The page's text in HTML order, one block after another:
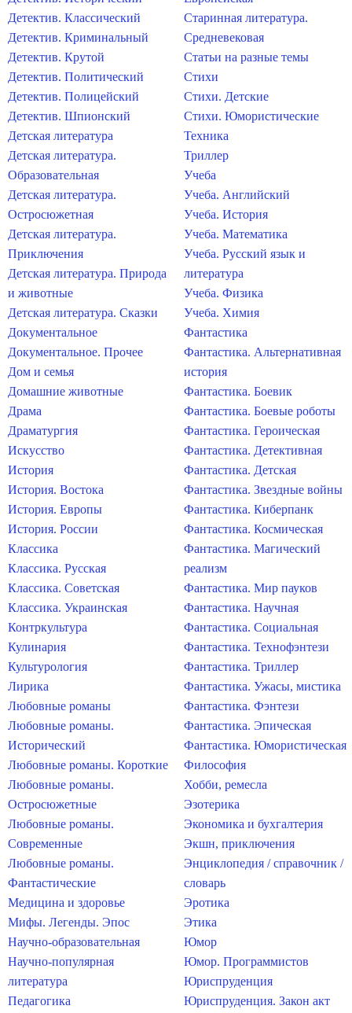
Детектив. Классический
Детектив. Криминальный
Детектив. Крутой
Детектив. Политический
Детектив. Полицейский
Детектив. Шпионский
Детская литература
Детская литература.
Образовательная
Детская литература.
Остросюжетная
Детская литература.
Приключения
Детская литература. Природа
и животные
Детская литература. Сказки
Документальное
Документальное. Прочее
Дом и семья
Домашние животные
Драма
Драматургия
Искусство
История
История. Востока
История. Европы
История. России
Классика
Классика. Русская
Классика. Советская
Классика. Украинская
Контркультура
Кулинария
Культурология
Лирика
Любовные романы
Любовные романы.
Исторический
Любовные романы. Короткие
Любовные романы.
Остросюжетные
Любовные романы.
Современные
Любовные романы.
Фантастические
Медицина и здоровье
Мифы. Легенды. Эпос
Научно-образовательная
Научно-популярная
литература
Педагогика
Старинная литература.
Средневековая
Статьи на разные темы
Стихи
Стихи. Детские
Стихи. Юмористические
Техника
Триллер
Учеба
Учеба. Английский
Учеба. История
Учеба. Математика
Учеба. Русский язык и
литература
Учеба. Физика
Учеба. Химия
Фантастика
Фантастика. Альтернативная
история
Фантастика. Боевик
Фантастика. Боевые роботы
Фантастика. Героическая
Фантастика. Детективная
Фантастика. Детская
Фантастика. Звездные войны
Фантастика. Киберпанк
Фантастика. Космическая
Фантастика. Магический
реализм
Фантастика. Мир пауков
Фантастика. Научная
Фантастика. Социальная
Фантастика. Технофэнтези
Фантастика. Триллер
Фантастика. Ужасы, мистика
Фантастика. Фэнтези
Фантастика. Эпическая
Фантастика. Юмористическая
Философия
Хобби, ремесла
Эзотерика
Экономика и бухгалтерия
Экшн, приключения
Энциклопедия / справочник /
словарь
Эротика
Этика
Юмор
Юмор. Программистов
Юриспруденция
Юриспруденция. Закон акт